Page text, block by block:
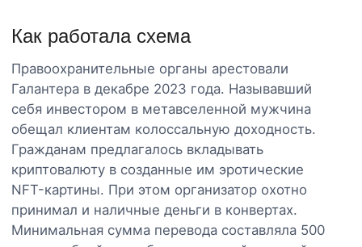
Как работала схема
Правоохранительные органы арестовали
Галантера в декабре 2023 года. Называвший
себя инвестором в метавселенной мужчина
обещал клиентам колоссальную доходность.
Гражданам предлагалось вкладывать
криптовалюту в созданные им эротические
NFT-картины. При этом организатор охотно
принимал и наличные деньги в конвертах.
Минимальная сумма перевода составляла 500